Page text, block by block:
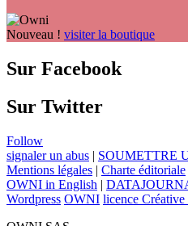
Nouveau ! visiter la boutique
Sur Facebook
Sur Twitter
Follow
signaler un abus | SOUMETTRE
Mentions légales | Charte éditoriale
OWNI in English |
Wordpress OWNI licence Créative